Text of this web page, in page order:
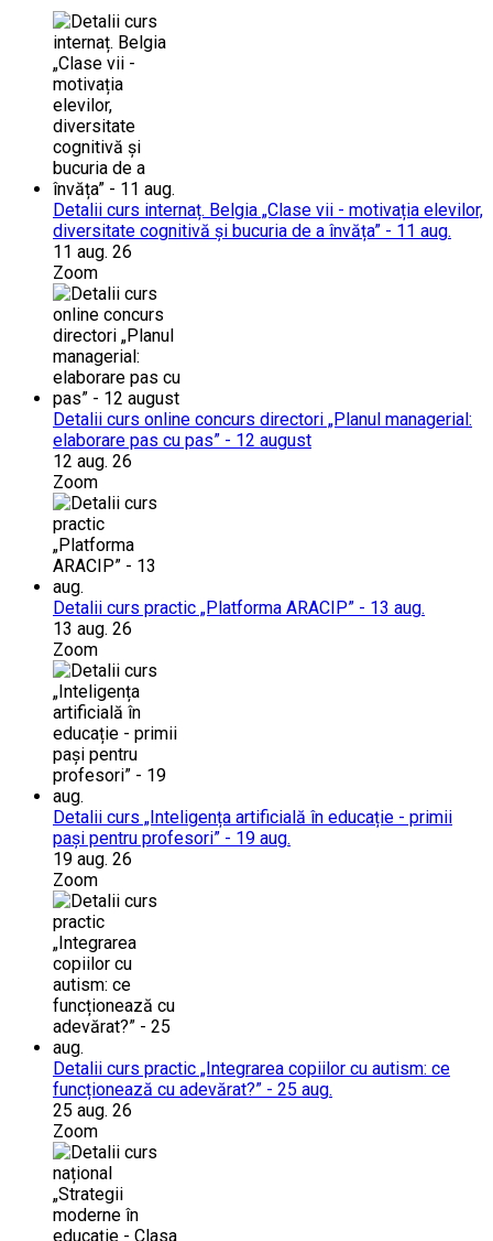
Detalii curs internaț. Belgia „Clase vii - motivația elevilor,
diversitate cognitivă și bucuria de a învăța” - 11 aug.
11 aug. 26
Zoom
Detalii curs online concurs directori „Planul managerial:
elaborare pas cu pas” - 12 august
12 aug. 26
Zoom
Detalii curs practic „Platforma ARACIP” - 13 aug.
13 aug. 26
Zoom
Detalii curs „Inteligența artificială în educație - primii
pași pentru profesori” - 19 aug.
19 aug. 26
Zoom
Detalii curs practic „Integrarea copiilor cu autism: ce
funcționează cu adevărat?” - 25 aug.
25 aug. 26
Zoom